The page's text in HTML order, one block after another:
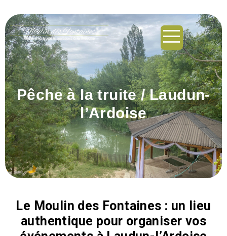
Pêche à la truite / Laudun-
l’Ardoise
Le Moulin des Fontaines : un lieu
authentique pour organiser vos